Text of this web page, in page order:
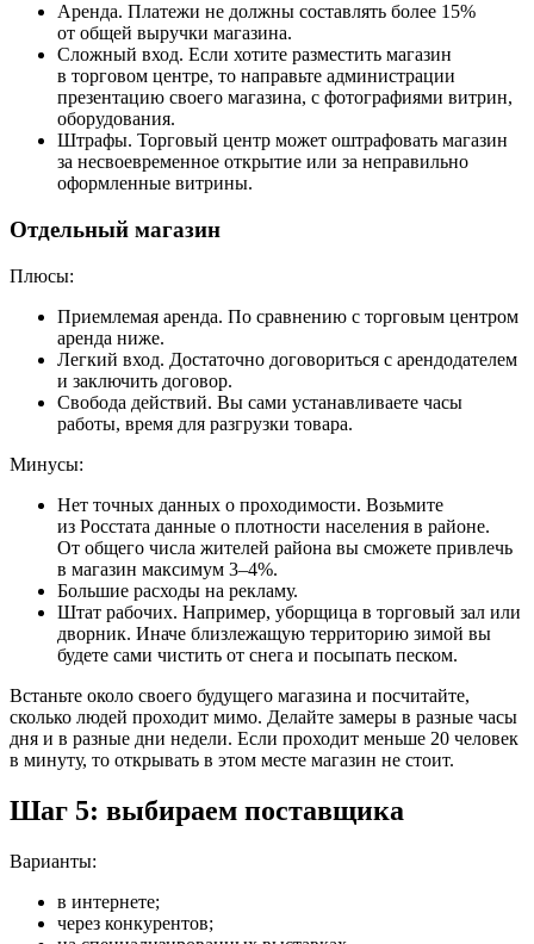
Аренда. Платежи не должны составлять более 15%
от общей выручки магазина.
Сложный вход. Если хотите разместить магазин
в торговом центре, то направьте администрации
презентацию своего магазина, с фотографиями витрин,
оборудования.
Штрафы. Торговый центр может оштрафовать магазин
за несвоевременное открытие или за неправильно
оформленные витрины.
Отдельный магазин
Плюсы:
Приемлемая аренда. По сравнению с торговым центром
аренда ниже.
Легкий вход. Достаточно договориться с арендодателем
и заключить договор.
Свобода действий. Вы сами устанавливаете часы
работы, время для разгрузки товара.
Минусы:
Нет точных данных о проходимости. Возьмите
из Росстата данные о плотности населения в районе.
От общего числа жителей района вы сможете привлечь
в магазин максимум 3–4%.
Большие расходы на рекламу.
Штат рабочих. Например, уборщица в торговый зал или
дворник. Иначе близлежащую территорию зимой вы
будете сами чистить от снега и посыпать песком.
Встаньте около своего будущего магазина и посчитайте,
сколько людей проходит мимо. Делайте замеры в разные часы
дня и в разные дни недели. Если проходит меньше 20 человек
в минуту, то открывать в этом месте магазин не стоит.
Шаг 5: выбираем поставщика
Варианты:
в интернете;
через конкурентов;